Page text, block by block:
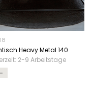
Heavy Metal 140
2-9 Arbeitstage